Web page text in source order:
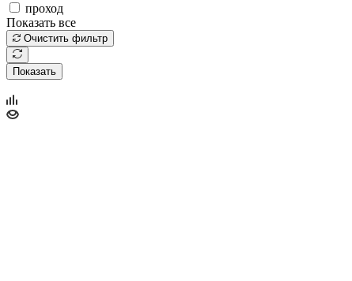
проход
Показать все
Очистить фильтр
Показать